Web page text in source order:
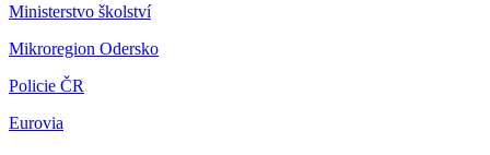
Ministerstvo školství
Mikroregion Odersko
Policie ČR
Eurovia